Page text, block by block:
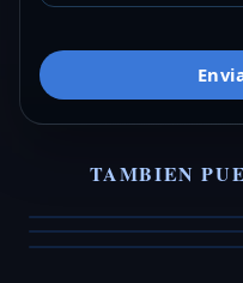
TAMBIEN
Dave Niza Cover
Banda de covers para
La Banda #1 de Florida!
VER FICHA →